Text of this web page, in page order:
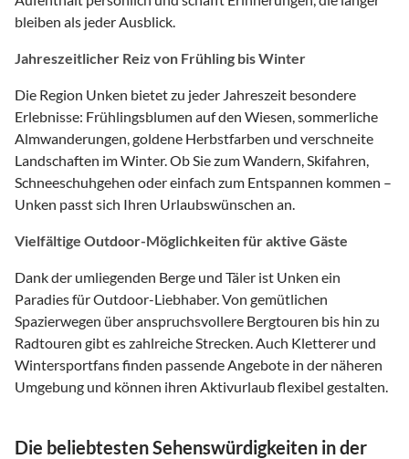
bleiben als jeder Ausblick.
Jahreszeitlicher Reiz von Frühling bis Winter
Die Region Unken bietet zu jeder Jahreszeit besondere
Erlebnisse: Frühlingsblumen auf den Wiesen, sommerliche
Almwanderungen, goldene Herbstfarben und verschneite
Landschaften im Winter. Ob Sie zum Wandern, Skifahren,
Schneeschuhgehen oder einfach zum Entspannen kommen –
Unken passt sich Ihren Urlaubswünschen an.
Vielfältige Outdoor-Möglichkeiten für aktive Gäste
Dank der umliegenden Berge und Täler ist Unken ein
Paradies für Outdoor-Liebhaber. Von gemütlichen
Spazierwegen über anspruchsvollere Bergtouren bis hin zu
Radtouren gibt es zahlreiche Strecken. Auch Kletterer und
Wintersportfans finden passende Angebote in der näheren
Umgebung und können ihren Aktivurlaub flexibel gestalten.
Die beliebtesten Sehenswürdigkeiten in der